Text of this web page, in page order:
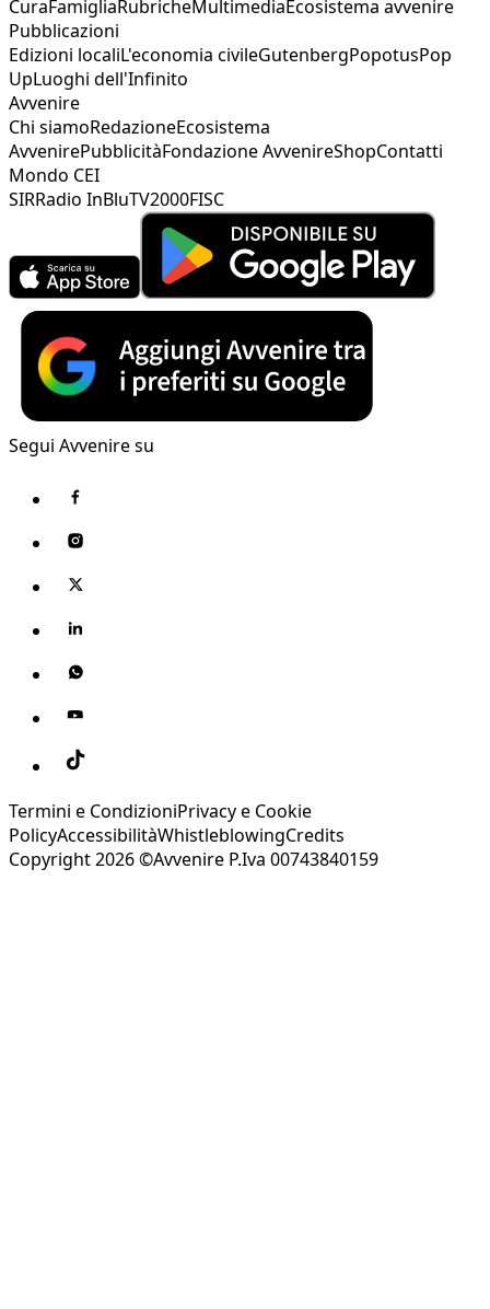
CuraFamigliaRubricheMultimediaEcosistema avvenire
Pubblicazioni
Edizioni localiL'economia civileGutenbergPopotusPop
UpLuoghi dell'Infinito
Avvenire
Chi siamoRedazioneEcosistema
AvvenirePubblicitàFondazione AvvenireShopContatti
Mondo CEI
SIRRadio InBluTV2000FISC
Segui Avvenire su
Termini e CondizioniPrivacy e Cookie
PolicyAccessibilitàWhistleblowingCredits
Copyright 2026 ©Avvenire P.Iva 00743840159